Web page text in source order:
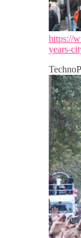
https://
years-